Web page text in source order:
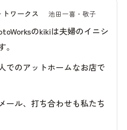
トワークス 池田一喜・敬子
のkikiは夫婦のイニシ
。
でのアットホームなお店で
ール、打ち合わせも私たち